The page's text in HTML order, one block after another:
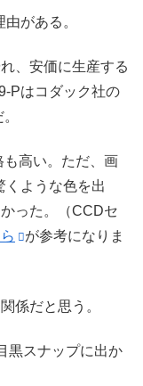
がある。
、安価に生産する
Pはコダック社の
高い。ただ、画
くような色を出
った。（CCDセ
が参考になりま
係だと思う。
黒スナップに出か